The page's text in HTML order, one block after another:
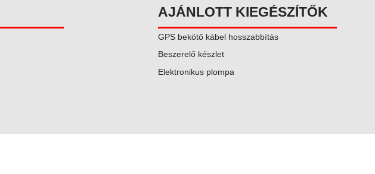
AJÁNLOTT KIEGÉSZÍTŐK
GPS bekötő kábel hosszabbítás
Beszerelő készlet
Elektronikus plompa